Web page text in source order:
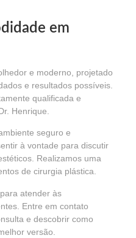
em
e moderno, projetado
e resultados possíveis.
qualificada e
Henrique.
seguro e
à vontade para discutir
Realizamos uma
de cirurgia plástica.
atender às
Entre em contato
e descobrir como
versão.